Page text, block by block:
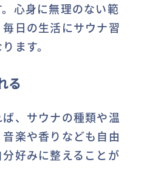
心身に無理のない範
日の生活にサウナ習
ます。
る
、サウナの種類や温
楽や香りなども自由
好みに整えることが